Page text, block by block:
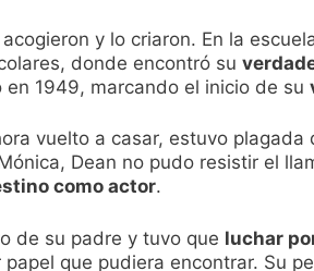
y lo criaron. En la
donde encontró su
en 1949, marcando el inicio de su
vuelto a casar, estuvo plagada
Dean no pudo resistir el
como actor.
de su padre y tuvo que luchar
que pudiera encontrar. Su